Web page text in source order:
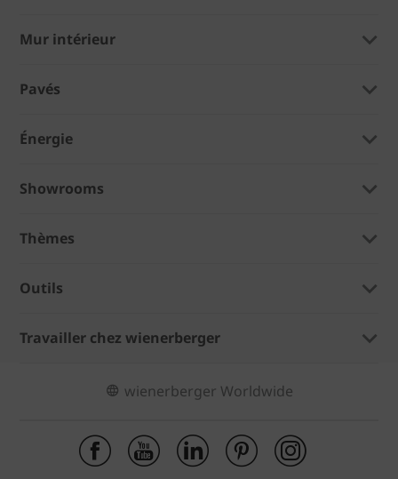
Mur intérieur
Pavés
Énergie
Showrooms
Thèmes
Outils
Travailler chez wienerberger
wienerberger Worldwide